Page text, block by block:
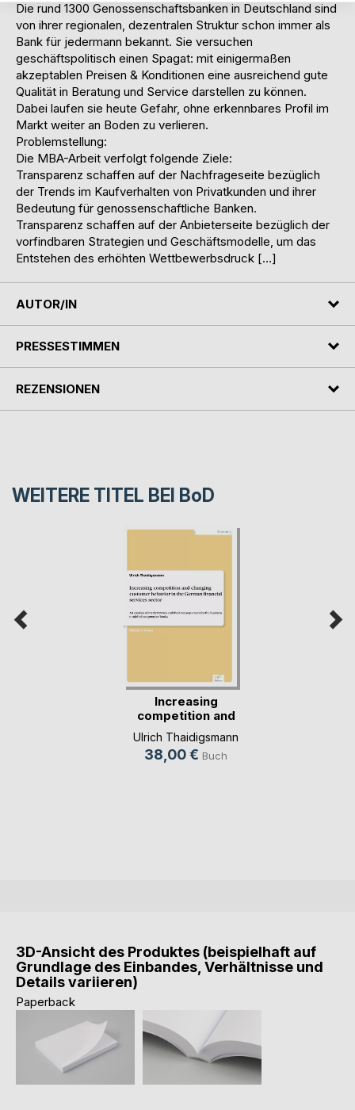
Die rund 1300 Genossenschaftsbanken in Deutschland sind
von ihrer regionalen, dezentralen Struktur schon immer als
Bank für jedermann bekannt. Sie versuchen
geschäftspolitisch einen Spagat: mit einigermaßen
akzeptablen Preisen & Konditionen eine ausreichend gute
Qualität in Beratung und Service darstellen zu können.
Dabei laufen sie heute Gefahr, ohne erkennbares Profil im
Markt weiter an Boden zu verlieren.
Problemstellung:
Die MBA-Arbeit verfolgt folgende Ziele:
Transparenz schaffen auf der Nachfrageseite bezüglich
der Trends im Kaufverhalten von Privatkunden und ihrer
Bedeutung für genossenschaftliche Banken.
Transparenz schaffen auf der Anbieterseite bezüglich der
vorfindbaren Strategien und Geschäftsmodelle, um das
Entstehen des erhöhten Wettbewerbsdruck […]
AUTOR/IN
PRESSESTIMMEN
REZENSIONEN
WEITERE TITEL BEI BoD
Increasing
competition and
changin(...)
Ulrich Thaidigsmann
38,00 € Buch
3D-Ansicht des Produktes (beispielhaft auf
Grundlage des Einbandes, Verhältnisse und
Details variieren)
Paperback